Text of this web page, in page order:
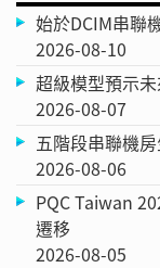
始於DCIM串聯
2026-08-10
超級模型預示
2026-08-07
五階段串聯機
2026-08-06
PQC Taiwan
遷移
2026-08-05